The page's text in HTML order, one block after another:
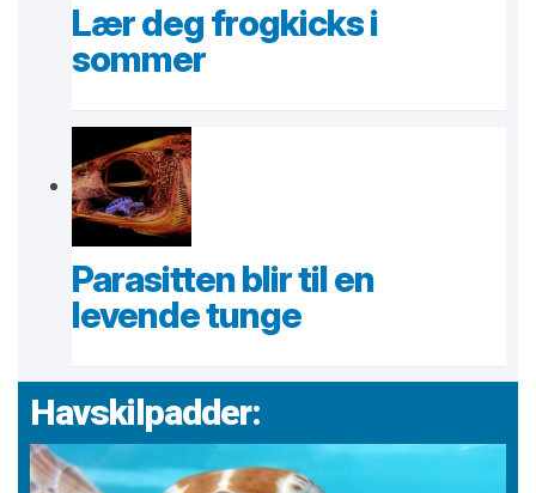
Lær deg frogkicks i
sommer
Parasitten blir til en
levende tunge
Havskilpadder: